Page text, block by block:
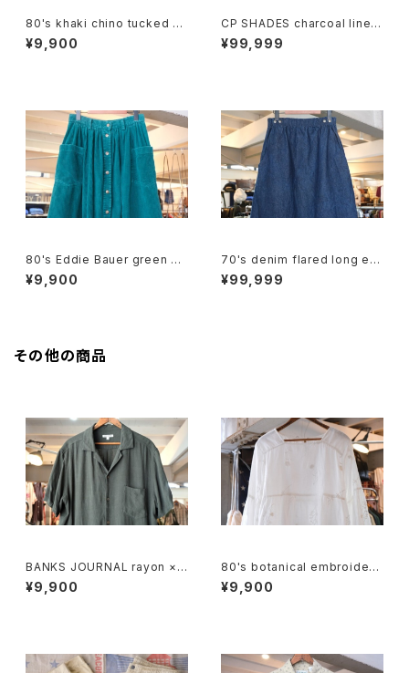
80's khaki chino tucked p
encil Skirt
¥9,900
CP SHADES charcoal linen
flared long Skirt
¥99,999
80's Eddie Bauer green co
rduroy flared Skirt
¥9,900
70's denim flared long ea
sy Skirt
¥99,999
その他の商品
BANKS JOURNAL rayon ×li
nen open-collar Shirt
¥9,900
80's botanical embroidere
d Indian cotton pullover Bl
ouse
¥9,900